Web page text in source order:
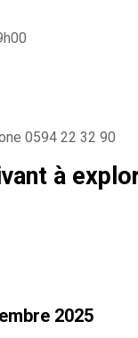
0594 22 32 90
à
2025